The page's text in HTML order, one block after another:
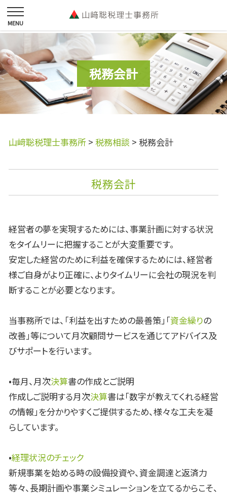
税務会計
山﨑聡税理士事務所 > 税務相談 > 税務会計
税務会計
経営者の夢を実現するためには、事業計画に対する状況
をタイムリーに把握することが大変重要です。
安定した経営のために利益を確保するためには、経営者
様ご自身がより正確に、よりタイムリーに会社の現況を判
断することが必要となります。
当事務所では、「利益を出すための最善策」「資金繰りの
改善」等について月次顧問サービスを通じてアドバイス及
びサポートを行います。
•毎月、月次決算書の作成とご説明
作成しご説明する月次決算書は「数字が教えてくれる経営
の情報」を分かりやすくご提供するため、様々な工夫を凝
らしています。
•経理状況のチェック
新規事業を始める時の設備投資や、資金調達と返済力
等々、長期計画や事業シミュレーションを立てるからこそ、